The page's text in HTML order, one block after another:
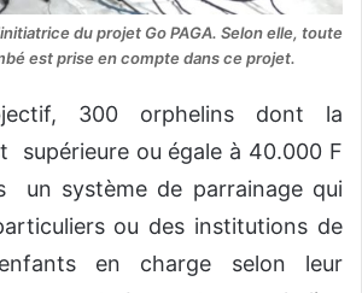
du projet Go PAGA. Selon elle, toute
est prise en compte dans ce projet.
300 orphelins dont la
supérieure ou égale à 40.000 F
un système de parrainage qui
ou des institutions de
en charge selon leur